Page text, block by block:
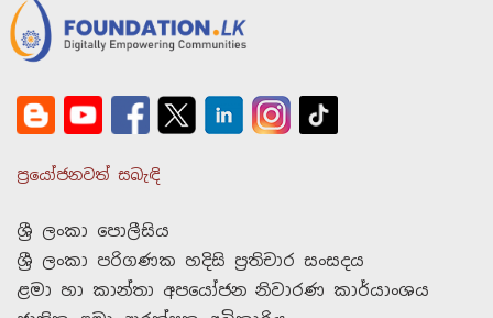
ප්‍රයෝජනවත් සබැඳි
ශ්‍රී ලංකා පොලීසිය
ශ්‍රී ලංකා පරිගණක හදිසි ප්‍රතිචාර සංසදය
ළමා හා කාන්තා අපයෝජන නිවාරණ කාර්යාංශය